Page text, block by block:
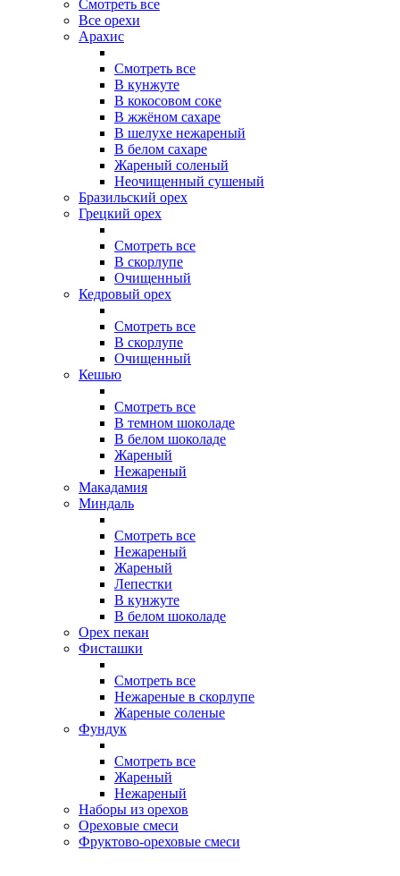
Смотреть все
Все орехи
Арахис
Смотреть все
В кунжуте
В кокосовом соке
В жжёном сахаре
В шелухе нежареный
В белом сахаре
Жареный соленый
Неочищенный сушеный
Бразильский орех
Грецкий орех
Смотреть все
В скорлупе
Очищенный
Кедровый орех
Смотреть все
В скорлупе
Очищенный
Кешью
Смотреть все
В темном шоколаде
В белом шоколаде
Жареный
Нежареный
Макадамия
Миндаль
Смотреть все
Нежареный
Жареный
Лепестки
В кунжуте
В белом шоколаде
Орех пекан
Фисташки
Смотреть все
Нежареные в скорлупе
Жареные соленые
Фундук
Смотреть все
Жареный
Нежареный
Наборы из орехов
Ореховые смеси
Фруктово-ореховые смеси